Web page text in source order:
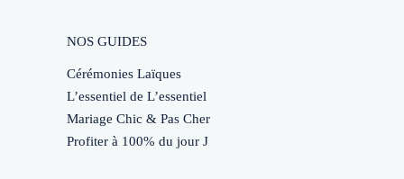
NOS GUIDES
Cérémonies Laïques
L’essentiel de L’essentiel
Mariage Chic & Pas Cher
Profiter à 100% du jour J